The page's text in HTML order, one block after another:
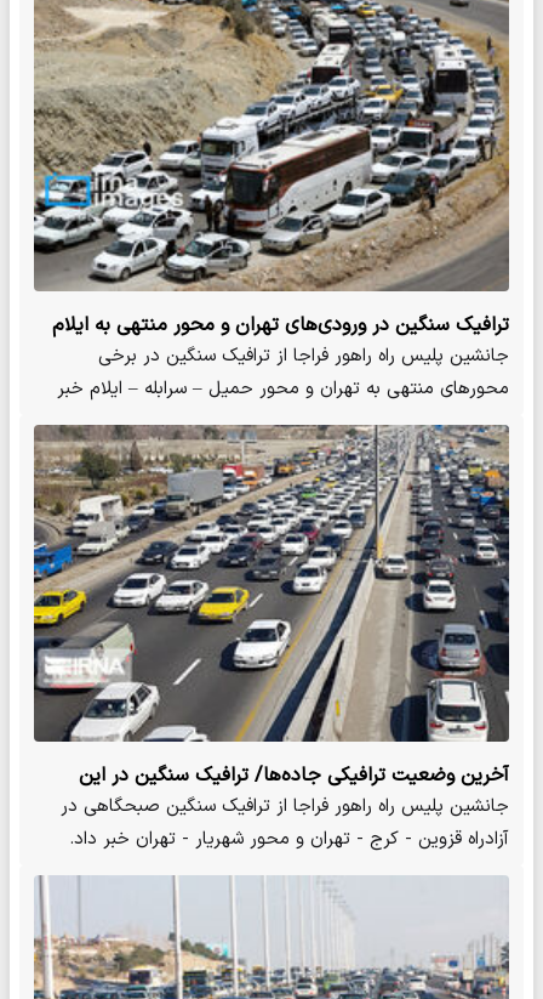
ترافیک سنگین در ورودی‌های تهران و محور منتهی به ایلام
جانشین پلیس راه راهور فراجا از ترافیک سنگین در برخی
محورهای منتهی به تهران و محور حمیل – سرابله – ایلام خبر
داد.
آخرین وضعیت ترافیکی جاده‌ها/ ترافیک سنگین در این
آزادراه
جانشین پلیس راه راهور فراجا از ترافیک سنگین صبحگاهی در
آزادراه قزوین - کرج - تهران و محور شهریار - تهران خبر داد.